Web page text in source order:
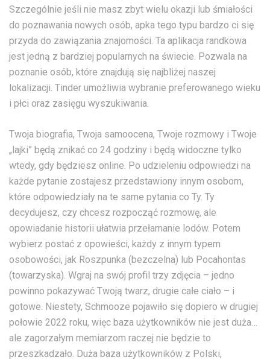
Szczególnie jeśli nie masz zbyt wielu okazji lub śmiałości
do poznawania nowych osób, apka tego typu bardzo ci się
przyda do zawiązania znajomości. Ta aplikacja randkowa
jest jedną z bardziej popularnych na świecie. Pozwala na
poznanie osób, które znajdują się najbliżej naszej
lokalizacji. Tinder umożliwia wybranie preferowanego wieku
i płci oraz zasięgu wyszukiwania.
Twoja biografia, Twoja samoocena, Twoje rozmowy i Twoje
„lajki” będą znikać co 24 godziny i będą widoczne tylko
wtedy, gdy będziesz online. Po udzieleniu odpowiedzi na
każde pytanie zostajesz przedstawiony innym osobom,
które odpowiedziały na te same pytania co Ty. Ty
decydujesz, czy chcesz rozpocząć rozmowę, ale
opowiadanie historii ułatwia przełamanie lodów. Potem
wybierz postać z opowieści, każdy z innym typem
osobowości, jak Roszpunka (bezczelna) lub Pocahontas
(towarzyska). Wgraj na swój profil trzy zdjęcia – jedno
powinno pokazywać Twoją twarz, drugie całe ciało – i
gotowe. Niestety, Schmooze pojawiło się dopiero w drugiej
połowie 2022 roku, więc baza użytkowników nie jest duża…
ale zagorzałym memiarzom raczej nie będzie to
przeszkadzało. Duża baza użytkowników z Polski,